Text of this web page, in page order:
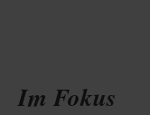
Im Fokus